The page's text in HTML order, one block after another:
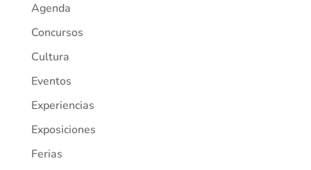
Agenda
Concursos
Cultura
Eventos
Experiencias
Exposiciones
Ferias